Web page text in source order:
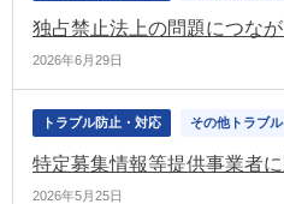
2026年6月29日
トラブル防止・対応 その他トラブル
2026年5月25日